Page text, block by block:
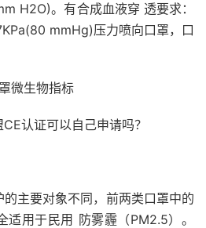
H2O)。有合成血液穿 透要求：
mmHg)压力喷向口罩，口
微生物指标
主要对象不同，前两类口罩中的
用于民用 防雾霾（PM2.5）。